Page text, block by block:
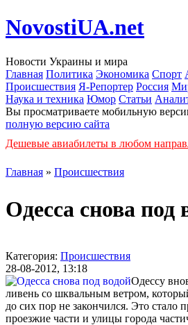
NovostiUA.net
Новости Украины и мира
Главная Политика Экономика Спорт
Происшествия Я-Репортер Россия
Наука и техника Юмор Статьи
Вы просматриваете мобильную
полную версию сайта
Дешевые авиабилеты в любом
Главная » Происшествия
Одесса снова под
Категория: Происшествия
28-08-2012, 13:18
Одессу
ливень со шквальным ветром,
до сих пор не закончился. Это стало
проезжие части и улицы города